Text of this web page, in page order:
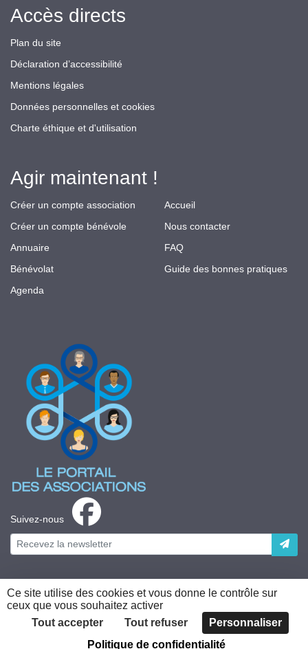
Suivez-nous
Accès directs
Plan du site
Déclaration d’accessibilité
Mentions légales
Données personnelles et cookies
Charte éthique et d'utilisation
Agir maintenant !
Créer un compte association
Créer un compte bénévole
Annuaire
Bénévolat
Agenda
Accueil
Nous contacter
FAQ
Guide des bonnes pratiques
Plateforme développée en France par
Ce site utilise des cookies et vous donne le contrôle sur
ceux que vous souhaitez activer
Tout accepter
Tout refuser
Personnaliser
Politique de confidentialité